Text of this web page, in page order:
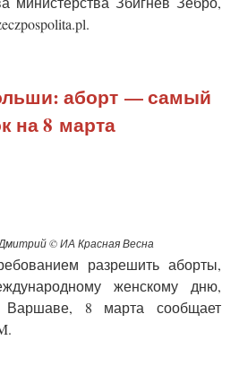
аборт — самый
на 8 марта
© ИА Красная Весна
разрешить аборты,
женскому дню,
Варшаве, 8 марта сообщает